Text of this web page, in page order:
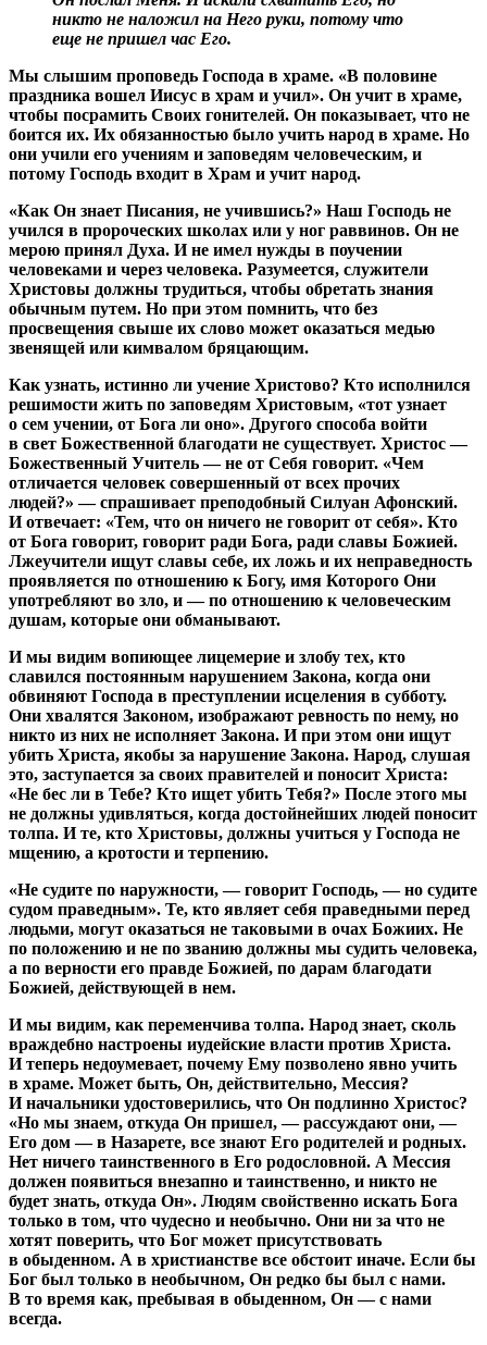
никто не наложил на Него руки, потому что
еще не пришел час Его.
Мы слышим проповедь Господа в храме. «В половине
праздника вошел Иисус в храм и учил». Он учит в храме,
чтобы посрамить Своих гонителей. Он показывает, что не
боится их. Их обязанностью было учить народ в храме. Но
они учили его учениям и заповедям человеческим, и
потому Господь входит в Храм и учит народ.
«Как Он знает Писания, не учившись?» Наш Господь не
учился в пророческих школах или у ног раввинов. Он не
мерою принял Духа. И не имел нужды в поучении
человеками и через человека. Разумеется, служители
Христовы должны трудиться, чтобы обретать знания
обычным путем. Но при этом помнить, что без
просвещения свыше их слово может оказаться медью
звенящей или кимвалом бряцающим.
Как узнать, истинно ли учение Христово? Кто исполнился
решимости жить по заповедям Христовым, «тот узнает
о сем учении, от Бога ли оно». Другого способа войти
в свет Божественной благодати не существует. Христос —
Божественный Учитель — не от Себя говорит. «Чем
отличается человек совершенный от всех прочих
людей?» — спрашивает преподобный Силуан Афонский.
И отвечает: «Тем, что он ничего не говорит от себя». Кто
от Бога говорит, говорит ради Бога, ради славы Божией.
Лжеучители ищут славы себе, их ложь и их неправедность
проявляется по отношению к Богу, имя Которого Они
употребляют во зло, и — по отношению к человеческим
душам, которые они обманывают.
И мы видим вопиющее лицемерие и злобу тех, кто
славился постоянным нарушением Закона, когда они
обвиняют Господа в преступлении исцеления в субботу.
Они хвалятся Законом, изображают ревность по нему, но
никто из них не исполняет Закона. И при этом они ищут
убить Христа, якобы за нарушение Закона. Народ, слушая
это, заступается за своих правителей и поносит Христа:
«Не бес ли в Тебе? Кто ищет убить Тебя?» После этого мы
не должны удивляться, когда достойнейших людей поносит
толпа. И те, кто Христовы, должны учиться у Господа не
мщению, а кротости и терпению.
«Не судите по наружности, — говорит Господь, — но судите
судом праведным». Те, кто являет себя праведными перед
людьми, могут оказаться не таковыми в очах Божиих. Не
по положению и не по званию должны мы судить человека,
а по верности его правде Божией, по дарам благодати
Божией, действующей в нем.
И мы видим, как переменчива толпа. Народ знает, сколь
враждебно настроены иудейские власти против Христа.
И теперь недоумевает, почему Ему позволено явно учить
в храме. Может быть, Он, действительно, Мессия?
И начальники удостоверились, что Он подлинно Христос?
«Но мы знаем, откуда Он пришел, — рассуждают они, —
Его дом — в Назарете, все знают Его родителей и родных.
Нет ничего таинственного в Его родословной. А Мессия
должен появиться внезапно и таинственно, и никто не
будет знать, откуда Он». Людям свойственно искать Бога
только в том, что чудесно и необычно. Они ни за что не
хотят поверить, что Бог может присутствовать
в обыденном. А в христианстве все обстоит иначе. Если бы
Бог был только в необычном, Он редко бы был с нами.
В то время как, пребывая в обыденном, Он — с нами
всегда.